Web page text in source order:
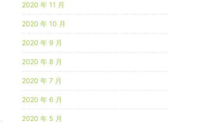
2020 年 11 月
2020 年 10 月
2020 年 9 月
2020 年 8 月
2020 年 7 月
2020 年 6 月
2020 年 5 月